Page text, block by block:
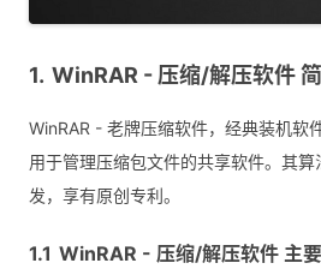
WinRAR - 压缩/解压软件
WinRAR - 老牌压缩软件，经典装机软
用于管理压缩包文件的共享软件。其算
发，享有原创专利。
WinRAR - 压缩/解压软件 主